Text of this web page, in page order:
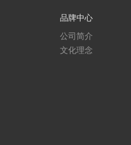
品牌中心
公司简介
文化理念